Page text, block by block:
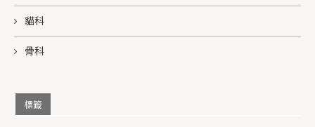
貓科
骨科
標籤